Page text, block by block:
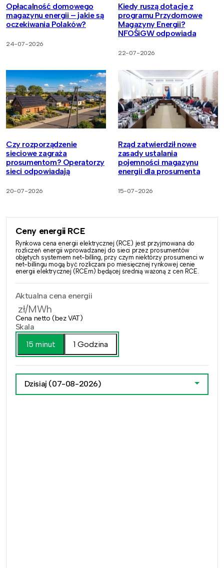
Opłacalność domowego
magazynu energii – jakie są
oczekiwania Polaków?
24-07-2026
Kiedy ruszą dotacje z
programu Przydomowe
Magazyny Energii?
NFOŚiGW odpowiada
22-07-2026
Czy rozporządzenie
sieciowe zagraża
prosumentom? Operatorzy
sieci odpowiadają
20-07-2026
Rząd zatwierdził nowe
zasady ustalania
pojemności magazynu
energii dla prosumenta
15-07-2026
Ceny energii RCE
Rynkowa cena energii elektrycznej (RCE) jest przyjmowana do
rozliczeń energii wprowadzanej do sieci przez prosumentów
objętych systemem net-billing, przy czym niektórzy prosumenci w
net-billingu mogą być rozliczani po miesięcznej rynkowej cenie
energii elektrycznej (RCEm) będącej średnią ważoną z cen RCE.
Aktualna cena energii
zł/MWh
Cena netto (bez VAT)
Skala
15 minut
1 Godzina
Dzisiaj (07-08-2026)